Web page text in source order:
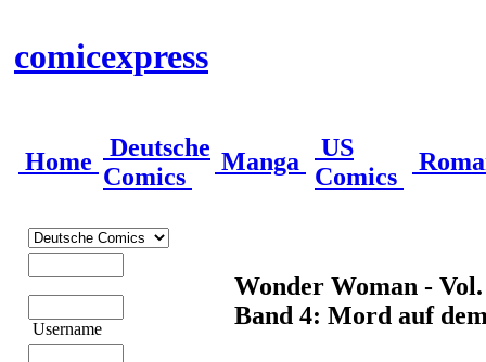
comicexpress
Home
Deutsche
Comics
Manga
US
Comics
Username
Wonder Woman -
Band 4: Mord auf